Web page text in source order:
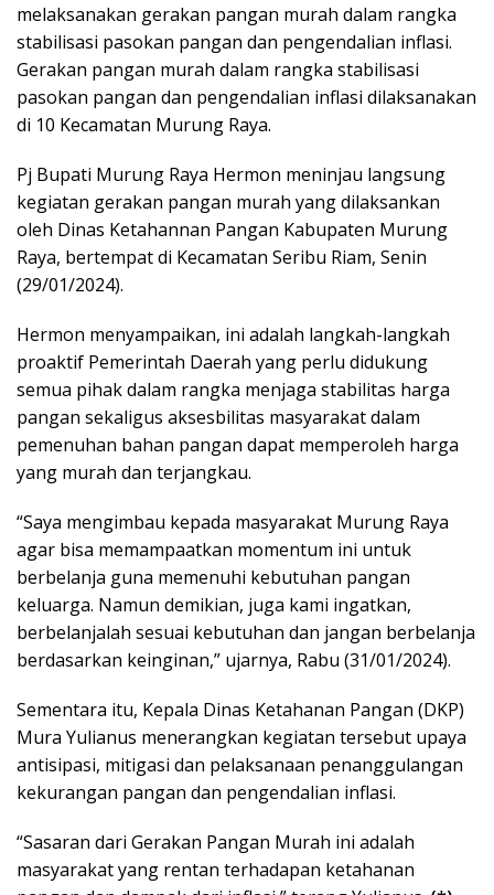
melaksanakan gerakan pangan murah dalam rangka
stabilisasi pasokan pangan dan pengendalian inflasi.
Gerakan pangan murah dalam rangka stabilisasi
pasokan pangan dan pengendalian inflasi dilaksanakan
di 10 Kecamatan Murung Raya.
Pj Bupati Murung Raya Hermon meninjau langsung
kegiatan gerakan pangan murah yang dilaksankan
oleh Dinas Ketahannan Pangan Kabupaten Murung
Raya, bertempat di Kecamatan Seribu Riam, Senin
(29/01/2024).
Hermon menyampaikan, ini adalah langkah-langkah
proaktif Pemerintah Daerah yang perlu didukung
semua pihak dalam rangka menjaga stabilitas harga
pangan sekaligus aksesbilitas masyarakat dalam
pemenuhan bahan pangan dapat memperoleh harga
yang murah dan terjangkau.
“Saya mengimbau kepada masyarakat Murung Raya
agar bisa memampaatkan momentum ini untuk
berbelanja guna memenuhi kebutuhan pangan
keluarga. Namun demikian, juga kami ingatkan,
berbelanjalah sesuai kebutuhan dan jangan berbelanja
berdasarkan keinginan,” ujarnya, Rabu (31/01/2024).
Sementara itu, Kepala Dinas Ketahanan Pangan (DKP)
Mura Yulianus menerangkan kegiatan tersebut upaya
antisipasi, mitigasi dan pelaksanaan penanggulangan
kekurangan pangan dan pengendalian inflasi.
“Sasaran dari Gerakan Pangan Murah ini adalah
masyarakat yang rentan terhadapan ketahanan